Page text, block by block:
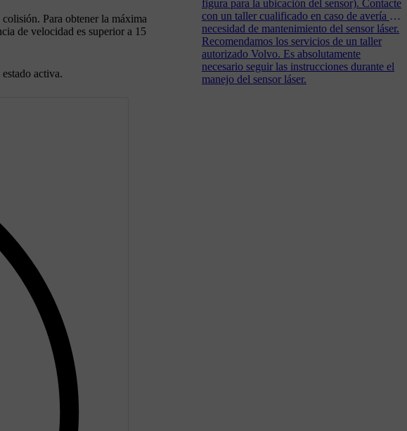
Para obtener la máxima
de velocidad es superior a 15
activa.
figura para la ubicación del sensor). Contacte
con un taller cualificado en caso de avería o
necesidad de mantenimiento del sensor láser.
Recomendamos los servicios de un taller
autorizado Volvo. Es absolutamente
necesario seguir las instrucciones durante el
manejo del sensor láser.